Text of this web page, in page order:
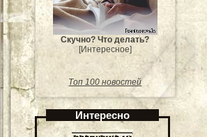
Скучно? Что делать?
[Интересное]
Топ 100 новостей
Интересно